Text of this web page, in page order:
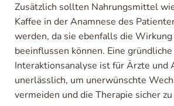
Zusätzlich sollten Nahrungsmittel
Kaffee in der Anamnese des
werden, da sie ebenfalls die
beeinflussen können. Eine gründliche
Interaktionsanalyse ist für Ärzte und
unerlässlich, um unerwünschte
vermeiden und die Therapie sicher